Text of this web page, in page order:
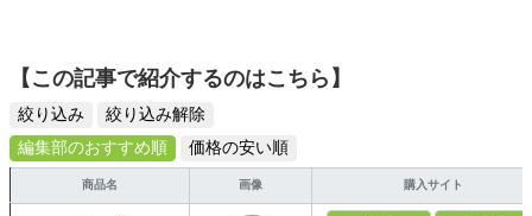
【この記事で紹介するのはこちら】
絞り込み
絞り込み解除
編集部のおすすめ順
価格の安い順
商品名 画像 購入サイト